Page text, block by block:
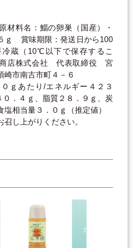
料名：鯔の卵巣（国産）・
賞味期限：発送日から100
蔵（10℃以下で保存するこ
商店株式会社 代表取締役 宮
市南古市町４－６
ｇあたり/エネルギー４２３
０．４ｇ、脂質２８．９ｇ、炭
塩相当量３．０ｇ（推定値）
召し上がりください。